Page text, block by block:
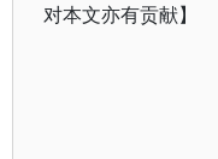
对本文亦有贡献】